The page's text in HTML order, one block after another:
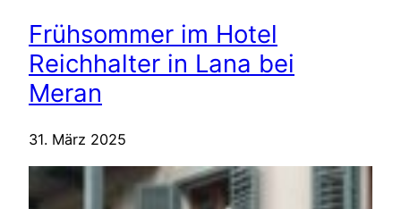
Frühsommer im Hotel
Reichhalter in Lana bei
Meran
31. März 2025